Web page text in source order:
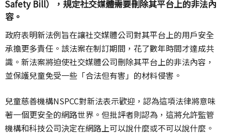
Safety Bill），規定社交媒體需要刪除其平台上的非法內
容。
政府表明新法例旨在讓社交媒體公司對其平台上的用戶安全
承擔更多責任。該法案在制訂期間，花了數年時間才達成共
識。新法案將迫使社交媒體公司刪除其平台上的非法內容，
並保護兒童免受一些「合法但有害」的材料侵害。
兒童慈善機構NSPCC對新法表示歡迎，認為這項法律將意味
著一個更安全的網路世界。但批評者則認為，這將允許監管
機構和科技公司決定在網路上可以說什麼或不可以說什麼。